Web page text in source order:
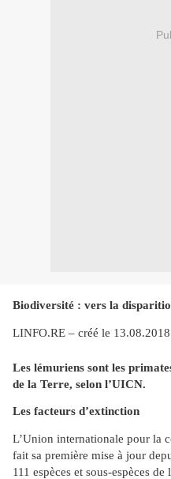
Biodiversité : vers la
LINFO.RE – créé le
Les lémuriens sont les
de la Terre, selon l’UICN.
Les facteurs d’extinction
L’Union internationale pour la
fait sa première mise à jour
111 espèces et sous-espèces